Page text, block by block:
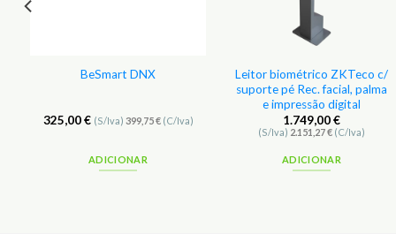
BeSmart DNX
325,00€ (S/Iva) 399,75€(C/Iva)
ADICIONAR
Leitor biométrico ZKTeco c/
suporte pé Rec. facial, palma
e impressão digital
1.749,00€
(S/Iva) 2.151,27€ (C/Iva)
ADICIONAR